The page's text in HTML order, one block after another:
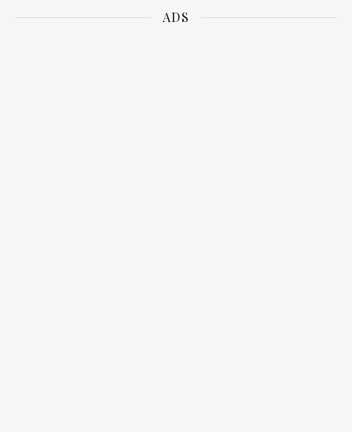
ADS